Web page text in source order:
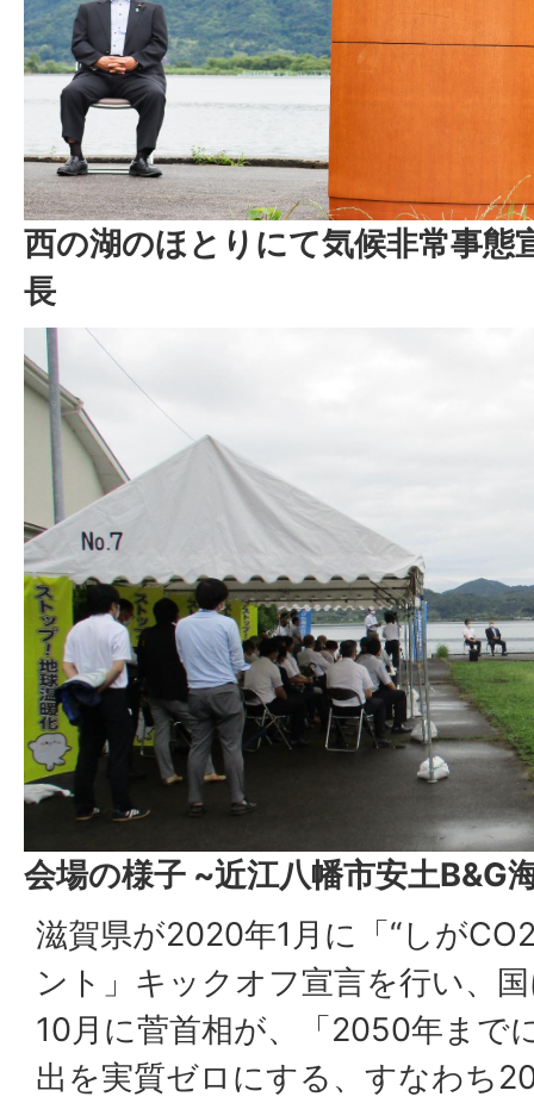
西の湖のほとりにて気候非常事態
長
会場の様子 ~近江八幡市安土B&G
滋賀県が2020年1月に「“しが
ント」キックオフ宣言を行い、
10月に菅首相が、「2050年まで
出を実質ゼロにする、すなわち